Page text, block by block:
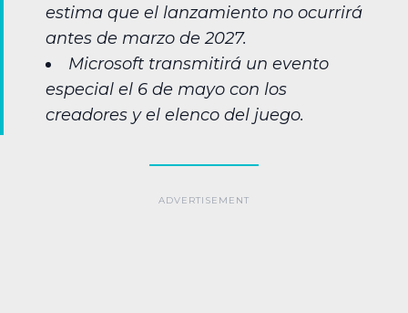
estima que el lanzamiento no ocurrirá
antes de marzo de 2027.
Microsoft transmitirá un evento
especial el 6 de mayo con los
creadores y el elenco del juego.